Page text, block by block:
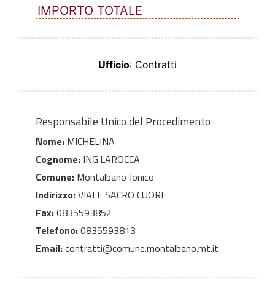
IMPORTO TOTALE
Ufficio: Contratti
Responsabile Unico del Procedimento
Nome:MICHELINA
Cognome:ING.LAROCCA
Comune:Montalbano Jonico
Indirizzo:VIALE SACRO CUORE
Fax:0835593852
Telefono:0835593813
Email:contratti@comune.montalbano.mt.it